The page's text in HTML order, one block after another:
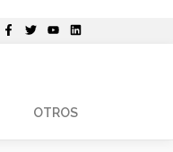
OTROS